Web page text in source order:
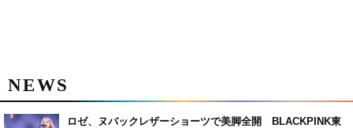
NEWS
ロゼ、ヌバックレザーショーツで美脚全開 BLACKPINK東